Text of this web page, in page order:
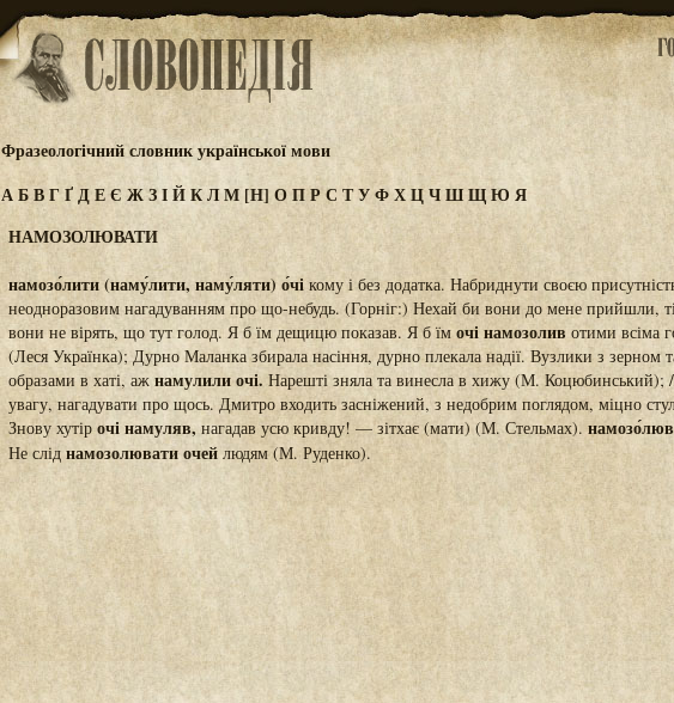
Фразеологічний словник української мови
АБВГҐДЕЄ ЖЗІЙКЛМ [Н] ОПРС ТУФХЦЧШЩЮ Я
НАМОЗОЛЮВАТИ
намозо́лити (наму́лити, наму́ляти) о́чі кому і без додатка. Набриднути своєю
неодноразовим нагадуванням про що-небудь. (Горніг:) Нехай би вони до мене прийшли,
вони не вірять, що тут голод. Я б їм дещицю показав. Я б їм очі намозолив отими всіма
(Леся Українка); Дурно Маланка збирала насіння, дурно плекала надії. Вузлики з зерном
образами в хаті, аж намулили очі. Нарешті зняла та винесла в хижу (М. Коцюбинський);
увагу, нагадувати про щось. Дмитро входить засніжений, з недобрим поглядом, міцно
Знову хутір очі намуляв,нагадав усю кривду! — зітхає (мати) (М. Стельмах).
Не сліднамозолювати очей людям (М. Руденко).